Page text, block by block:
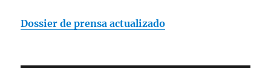
Dossier de prensa actualizado